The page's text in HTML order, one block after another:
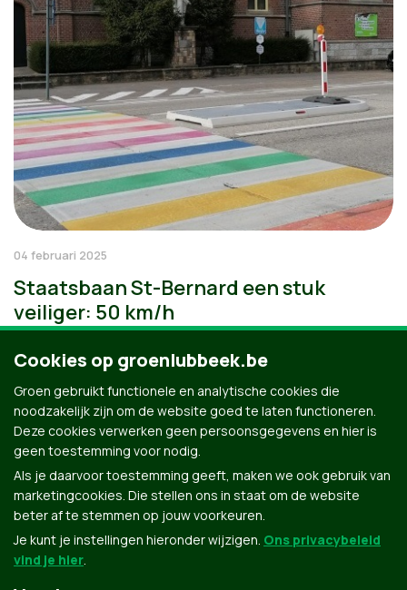
04 februari 2025
Staatsbaan St-Bernard een stuk
veiliger: 50 km/h
Cookies op groenlubbeek.be
Groen gebruikt functionele en analytische cookies die
noodzakelijk zijn om de website goed te laten functioneren.
Deze cookies verwerken geen persoonsgegevens en hier is
geen toestemming voor nodig.
Als je daarvoor toestemming geeft, maken we ook gebruik van
marketingcookies. Die stellen ons in staat om de website
beter af te stemmen op jouw voorkeuren.
Je kunt je instellingen hieronder wijzigen. Ons privacybeleid
vind je hier.